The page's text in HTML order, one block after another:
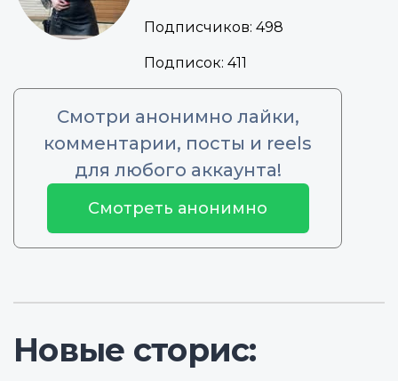
Подписчиков: 498
Подписок: 411
Смотри анонимно лайки,
комментарии, посты и reels
для любого аккаунта!
Смотреть анонимно
Новые сторис: